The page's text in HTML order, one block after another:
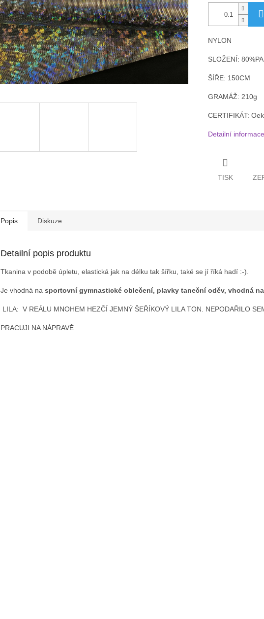
NYLON
SLOŽENÍ:
ŠÍŘE: 150CM
GRAMÁŽ: 210g
CERTIFIKÁT:
Detailní informace
TISK
Popis Diskuze
Detailní popis produktu
Tkanina v podobě úpletu, elastická jak na délku tak šířku, také se jí říká hadí :-).
Je vhodná na sportovní gymnastické oblečení, plavky taneční oděv, vhodná
LILA: V REÁLU MNOHEM HEZČÍ JEMNÝ ŠEŘÍKOVÝ LILA TON. NEPODAŘILO
PRACUJI NA NÁPRAVĚ